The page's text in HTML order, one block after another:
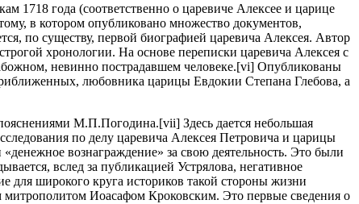
1718 года (соответственно о царевиче Алексее и царице
в котором опубликовано множество документов,
по существу, первой биографией царевича Алексея. Автор
хронологии. На основе переписки царевича Алексея с
невинно пострадавшем человеке.[vi] Опубликованы
любовника царицы Евдокии Степана Глебова, а
М.П.Погодина.[vii] Здесь дается небольшая
по делу царевича Алексея Петровича и царицы
вознаграждение» за свою деятельность. Это были
вслед за публикацией Устрялова, негативное
для широкого круга историков такой стороны жизни
Иоасафом Кроковским. Это первые сведения о